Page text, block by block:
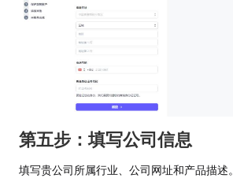
第五步：填写公司信息
填写贵公司所属行业、公司网址和产品描述。